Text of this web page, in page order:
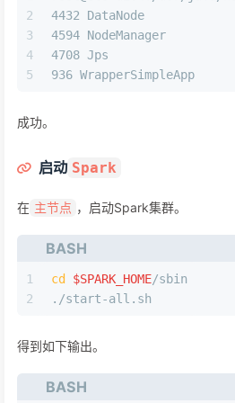
2
3
4
5
4432 DataNode
4594 NodeManager
4708 Jps
936 WrapperSimpleApp
成功。
启动 Spark
在 主节点 ，启动Spark集群。
BASH
1
2
cd $SPARK_HOME/sbin
./start-all.sh
得到如下输出。
BASH